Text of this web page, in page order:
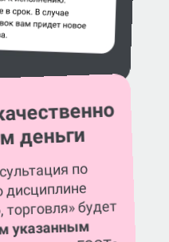
деньги
по
дисциплине
будет
указанным